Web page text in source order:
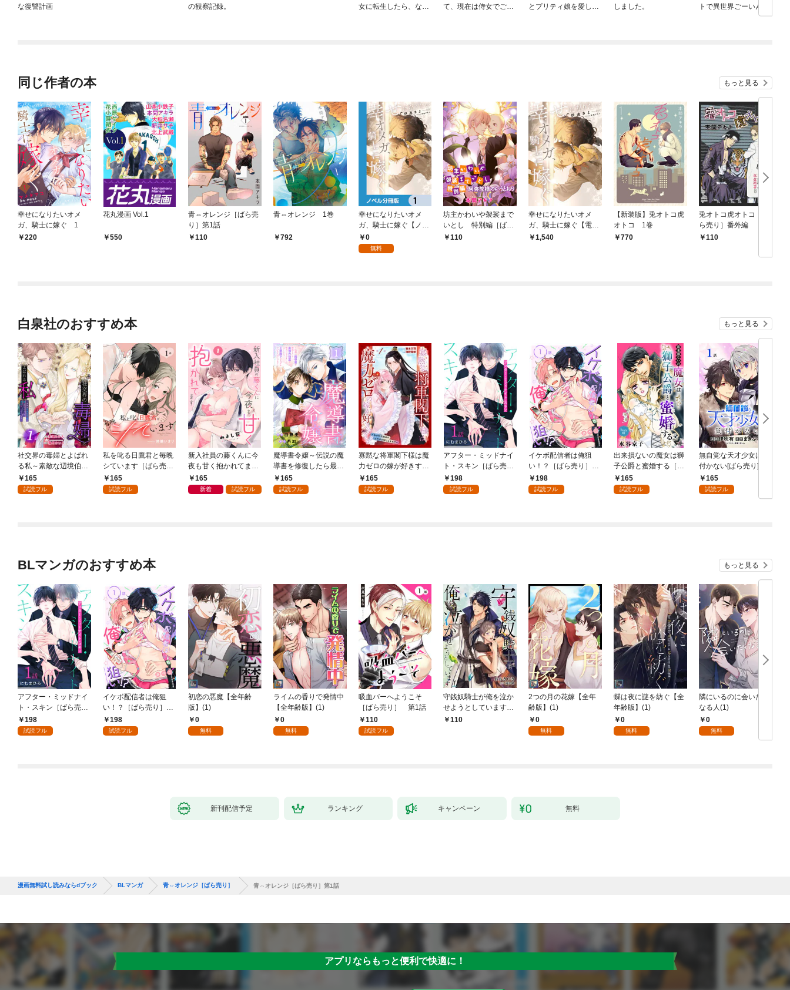
な復讐計画
の観察記録。
女に転生したら、なぜ
て、現在は侍女でござ
とプリティ娘を愛しす
しました。
トで異世界ごーいんぐ
同じ作者の本 もっと見る
幸せになりたいオメ
ガ、騎士に嫁ぐ 1
220
花丸漫画 Vol.1
550
青⇔オレンジ［ばら売
り］第1話
110
青⇔オレンジ 1巻
792
幸せになりたいオメ
ガ、騎士に嫁ぐ【ノベ
ル分冊版】 1
0
無料
坊主かわいや袈裟まで
いとし 特別編［ばら
売り］
110
幸せになりたいオメ
ガ、騎士に嫁ぐ【電子
特別版】
1,540
【新装版】兎オトコ虎
オトコ 1巻
770
兎オトコ虎オトコ［ば
ら売り］番外編
110
白泉社のおすすめ本 もっと見る
社交界の毒婦とよばれ
る私～素敵な辺境伯令
息に腕を折られたの
で、責任とってもらい
165
試読フル
私を叱る日鷹君と毎晩
シています［ばら売
り］ 第1話
165
試読フル
新入社員の藤くんに今
夜も甘く抱かれてます
［ばら売り］ 第1話
165
新着 試読フル
魔導書令嬢～伝説の魔
導書を修復したら最強
の精霊が味方になりま
した（クールな王弟殿
165
試読フル
寡黙な将軍閣下様は魔
力ゼロの嫁が好きすぎ
る～なぜか旦那様の心
の声が聞こえます！？
165
試読フル
アフター・ミッドナイ
ト・スキン［ばら売
り］ 第1話
198
試読フル
イケボ配信者は俺狙
い！？［ばら売り］
第1話
198
試読フル
出来損ないの魔女は獅
子公爵と蜜婚する［ば
ら売り］ 第1話
165
試読フル
無自覚な天才少女は気
付かない[ばら売り]
第1話
165
試読フル
BLマンガのおすすめ本 もっと見る
アフター・ミッドナイ
ト・スキン［ばら売
り］ 第1話
198
試読フル
イケボ配信者は俺狙
い！？［ばら売り］
第1話
198
試読フル
初恋の悪魔【全年齢
版】(1)
0
無料
ライムの香りで発情中
【全年齢版】(1)
0
無料
吸血バーへようこそ
［ばら売り］ 第1話
110
試読フル
守銭奴騎士が俺を泣か
せようとしています
【単話】 1
110
2つの月の花嫁【全年
齢版】(1)
0
無料
蝶は夜に謎を紡ぐ【全
年齢版】(1)
0
無料
隣にいるのに会いたく
なる人(1)
0
無料
新刊配信予定 ランキング キャンペーン 無料
漫画無料試し読みならdブック BLマンガ 青⇔オレンジ［ばら売り］ 青⇔オレンジ［ばら売り］第1話
アプリならもっと便利で快適に！